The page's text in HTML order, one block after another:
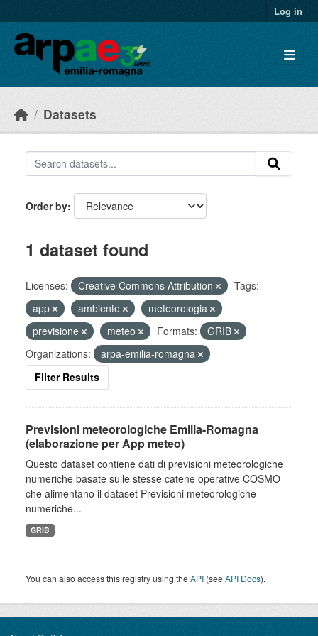
Log in
Datasets
Order by
1 dataset found
Licenses: Creative Commons Attribution
Tags:
app
ambiente
meteorologia
previsione
meteo Formats:
GRIB
Organizations:
arpa-emilia-romagna
Filter Results
Previsioni meteorologiche Emilia-Romagna
(elaborazione per App meteo)
Questo dataset contiene dati di previsioni meteorologiche
numeriche basate sulle stesse catene operative COSMO
che alimentano il dataset Previsioni meteorologiche
numeriche...
GRIB
You can also access this registry using theAPI (seeAPI Docs).